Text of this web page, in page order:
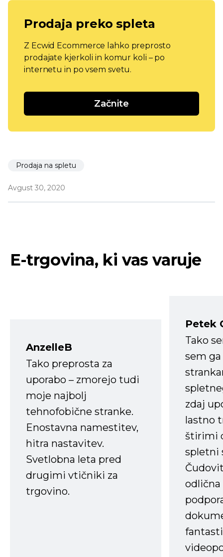
Prodaja preko spleta
Z Ecwid Ecommerce lahko preprosto
prodajate kjerkoli in komur koli – po
internetu in po vsem svetu.
Začnite
Prodaja na spletu
Avgust 30, 2020
E-trgovina, ki vas varuje
AnzelleB
Tako preprosta za
uporabo – zmorejo tudi
moje najbolj
tehnofobične stranke.
Enostavna namestitev,
hitra nastavitev.
Svetlobna leta pred
drugimi vtičniki za
trgovino.
Petek
Tako
sem
zdaj
lastno
štirimi
spletni